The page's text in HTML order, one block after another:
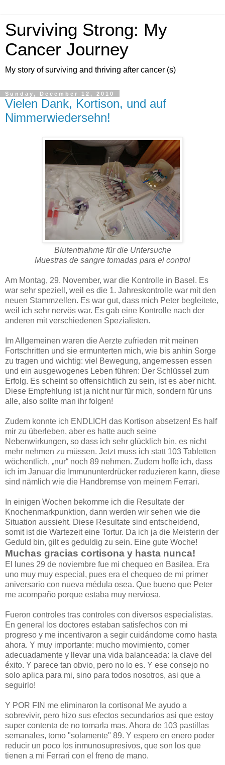
Surviving Strong: My
Cancer Journey
My story of surviving and thriving after cancer (s)
Sunday, December 12, 2010
Vielen Dank, Kortison, und auf
Nimmerwiedersehn!
Blutentnahme für die Untersuche
Muestras de sangre tomadas para el control
Am Montag, 29. November, war die Kontrolle in Basel. Es
war sehr speziell, weil es die 1. Jahreskontrolle war mit den
neuen Stammzellen. Es war gut, dass mich Peter begleitete,
weil ich sehr nervös war. Es gab eine Kontrolle nach der
anderen mit verschiedenen Spezialisten.
Im Allgemeinen waren die Aerzte zufrieden mit meinen
Fortschritten und sie ermunterten mich, wie bis anhin Sorge
zu tragen und wichtig: viel Bewegung, angemessen essen
und ein ausgewogenes Leben führen: Der Schlüssel zum
Erfolg. Es scheint so offensichtlich zu sein, ist es aber nicht.
Diese Empfehlung ist ja nicht nur für mich, sondern für uns
alle, also sollte man ihr folgen!
Zudem konnte ich ENDLICH das Kortison absetzen! Es half
mir zu überleben, aber es hatte auch seine
Nebenwirkungen, so dass ich sehr glücklich bin, es nicht
mehr nehmen zu müssen. Jetzt muss ich statt 103 Tabletten
wöchentlich, „nur“ noch 89 nehmen. Zudem hoffe ich, dass
ich im Januar die Immununterdrücker reduzieren kann, diese
sind nämlich wie die Handbremse von meinem Ferrari.
In einigen Wochen bekomme ich die Resultate der
Knochenmarkpunktion, dann werden wir sehen wie die
Situation aussieht. Diese Resultate sind entscheidend,
somit ist die Wartezeit eine Tortur. Da ich ja die Meisterin der
Geduld bin, gilt es geduldig zu sein. Eine gute Woche!
Muchas gracias cortisona y hasta nunca!
El lunes 29 de noviembre fue mi chequeo en Basilea. Era
uno muy muy especial, pues era el chequeo de mi primer
aniversario con nueva médula osea. Que bueno que Peter
me acompaño porque estaba muy nerviosa.
Fueron controles tras controles con diversos especialistas.
En general los doctores estaban satisfechos con mi
progreso y me incentivaron a segir cuidándome como hasta
ahora. Y muy importante: mucho movimiento, comer
adecuadamente y llevar una vida balanceada: la clave del
éxito. Y parece tan obvio, pero no lo es. Y ese consejo no
solo aplica para mi, sino para todos nosotros, asi que a
seguirlo!
Y POR FIN me eliminaron la cortisona! Me ayudo a
sobrevivir, pero hizo sus efectos secundarios asi que estoy
super contenta de no tomarla mas. Ahora de 103 pastillas
semanales, tomo "solamente" 89. Y espero en enero poder
reducir un poco los inmunosupresivos, que son los que
tienen a mi Ferrari con el freno de mano.